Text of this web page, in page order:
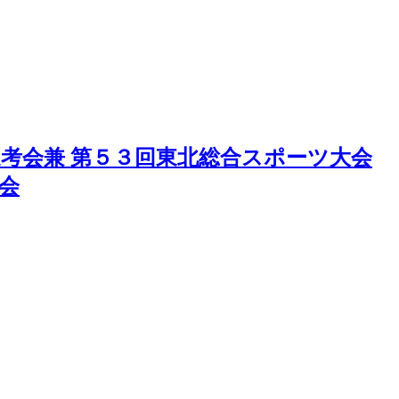
会兼 第５３回東北総合スポーツ大会